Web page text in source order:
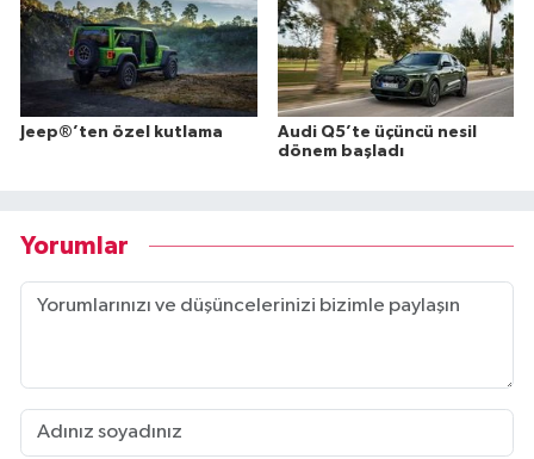
Jeep®’ten özel kutlama
Audi Q5’te üçüncü nesil
dönem başladı
Yorumlar